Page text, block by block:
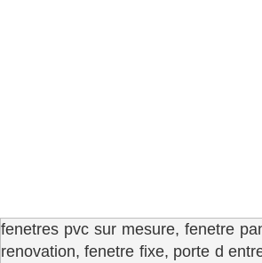
fenetres pvc sur mesure, fenetre
renovation, fenetre fixe, porte d